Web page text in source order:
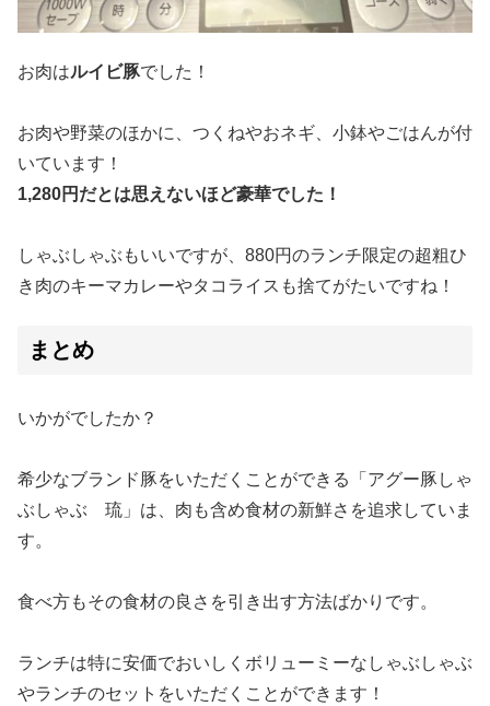
お肉はルイビ豚でした！
お肉や野菜のほかに、つくねやおネギ、小鉢やごはんが付
いています！
1,280円だとは思えないほど豪華でした！
しゃぶしゃぶもいいですが、880円のランチ限定の超粗ひ
き肉のキーマカレーやタコライスも捨てがたいですね！
まとめ
いかがでしたか？
希少なブランド豚をいただくことができる「アグー豚しゃ
ぶしゃぶ 琉」は、肉も含め食材の新鮮さを追求していま
す。
食べ方もその食材の良さを引き出す方法ばかりです。
ランチは特に安価でおいしくボリューミーなしゃぶしゃぶ
やランチのセットをいただくことができます！